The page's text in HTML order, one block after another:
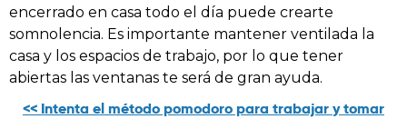
encerrado en casa todo el día puede crearte
somnolencia. Es importante mantener ventilada la
casa y los espacios de trabajo, por lo que tener
abiertas las ventanas te será de gran ayuda.
<< Intenta el método pomodoro para trabajar y tomar